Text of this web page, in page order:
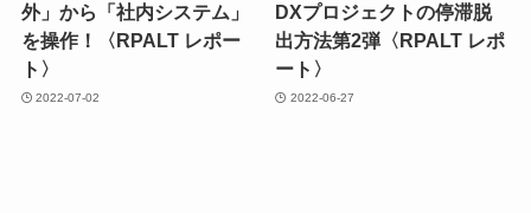
外」から「社内システム」
を操作！〈RPALT レポー
ト〉
2022-07-02
DXプロジェクトの停滞脱
出方法第2弾〈RPALT レポ
ート〉
2022-06-27